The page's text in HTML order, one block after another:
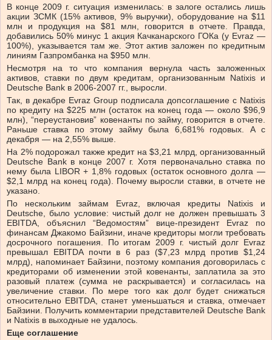
В конце 2009 г. ситуация изменилась: в залоге остались лишь
акции ЗСМК (15% активов, 9% выручки), оборудование на $11
млн и продукция на $81 млн, говорится в отчете. Правда,
добавились 50% минус 1 акция Качканарского ГОКа (у Evraz —
100%), указывается там же. Этот актив заложен по кредитным
линиям Газпромбанка на $950 млн.
Несмотря на то что компания вернула часть заложенных
активов, ставки по двум кредитам, организованным Natixis и
Deutsche Bank в 2006-2007 гг., выросли.
Так, в декабре Evraz Group подписала допсоглашение с Natixis
по кредиту на $225 млн (остаток на конец года — около $96,9
млн), “переустановив” ковенанты по займу, говорится в отчете.
Раньше ставка по этому займу была 6,681% годовых. А с
декабря — на 2,55% выше.
На 2% подорожал также кредит на $3,21 млрд, организованный
Deutsche Bank в конце 2007 г. Хотя первоначально ставка по
нему была LIBOR + 1,8% годовых (остаток основного долга —
$2,1 млрд на конец года). Почему выросли ставки, в отчете не
указано.
По нескольким займам Evraz, включая кредиты Natixis и
Deutsche, было условие: чистый долг не должен превышать 3
EBITDA, объяснил “Ведомостям” вице-президент Evraz по
финансам Джакомо Байзини, иначе кредиторы могли требовать
досрочного погашения. По итогам 2009 г. чистый долг Evraz
превышал EBITDA почти в 6 раз ($7,23 млрд против $1,24
млрд), напоминает Байзини, поэтому компания договорилась с
кредиторами об изменении этой ковенанты, заплатила за это
разовый платеж (сумма не раскрывается) и согласилась на
увеличение ставки. По мере того как долг будет снижаться
относительно EBITDA, станет уменьшаться и ставка, отмечает
Байзини. Получить комментарии представителей Deutsche Bank
и Natixis в выходные не удалось.
Еще соглашение